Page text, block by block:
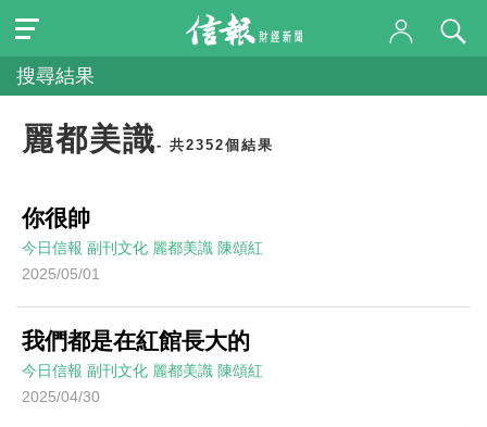
搜尋結果
麗都美識- 共2352個結果
你很帥
今日信報 副刊文化 麗都美識 陳頌紅
2025/05/01
我們都是在紅館長大的
今日信報 副刊文化 麗都美識 陳頌紅
2025/04/30